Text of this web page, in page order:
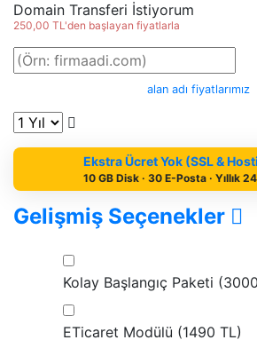
Domain Transferi İstiyorum
250,00 TL'den başlayan fiyatlarla
alan adı fiyatlarımız
Ekstra Ücret Yok (SSL &
10 GB Disk · 30 E-Posta · Yıllık
Gelişmiş Seçenekler
Kolay Başlangıç Paketi (
ETicaret Modülü (1490 TL)